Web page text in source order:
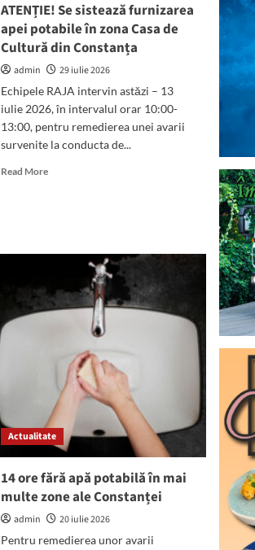
ATENȚIE! Se sistează furnizarea
apei potabile în zona Casa de
Cultură din Constanța
admin
29 iulie 2026
Echipele RAJA intervin astăzi – 13
iulie 2026, în intervalul orar 10:00-
13:00, pentru remedierea unei avarii
survenite la conducta de...
Read MoreRead
furnizarea
potabile
în
Cultură
din
Constanța
Actualitate
14 ore fără apă potabilă în mai
multe zone ale Constanței
admin
20 iulie 2026
Pentru remedierea unor avarii